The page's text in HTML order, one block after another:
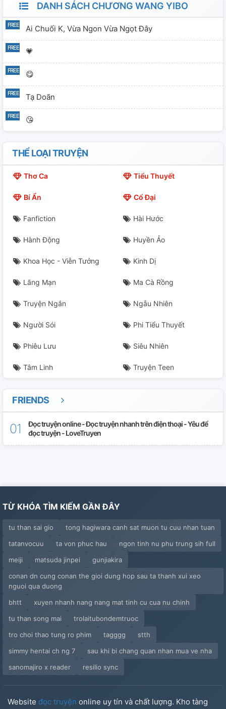
DANH SÁCH CHƯƠNG WANG YIBO
Ai Chuối K, Vừa Ngon Vừa Ngọt Đây
💗
😋
Tạ Doãn
😘
THỂ LOẠI TRUYỆN
Thơ Ca Tiểu Thuyết
Bí Ẩn Cổ Đại
Fanfiction Hài Hước
Hành Động Huyền Ảo
Khoa Học - Viễn Tưởng Kinh Dị
Lãng Mạn Ma Cà Rồng
Truyện Ngắn Ngẫu Nhiên
Người Sói Phi Tiểu Thuyết
Phiêu Lưu Siêu Nhiên
Tâm Linh Truyện Teen
FRIENDS
Đọc truyện online - Đọc truyện nhanh trên điện thoại - Yêu để
đọc truyện - LoveTruyen
TỪ KHÓA TÌM KIẾM GẦN ĐÂY
tu than sai gio
tong hagiwara canh sat muon tu cuu nhan tuan
tatanvocuu
ta von phuc hau
ngon tinh nu phu trung sih full
meiji
matsuda jinpei
gunjiakira
conan dn cung conan the gioi dung hop sau ta thanh xui xeo
nguoi qua duong
bhtt
xuyen nhanh nang nang mat tinh cu cua nu chinh
tu than song mai
trolaitubondemtruoc
tro choi thao tung ro phim
tagggg
stth
simmy hentai ch ng 7
sau khi bi chang quan nhan mua ve nha
sanomajiro x reader
resilio sync
Website đọc truyện online uy tín và chất lượng. Kho tàng